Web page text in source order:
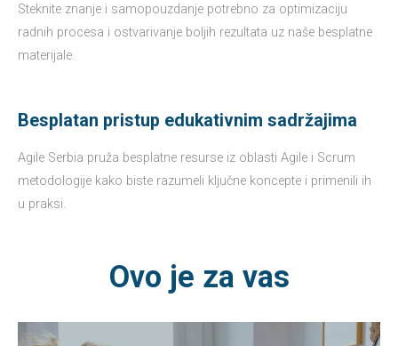
Steknite znanje i samopouzdanje potrebno za optimizaciju
radnih procesa i ostvarivanje boljih rezultata uz naše besplatne
materijale.
Besplatan pristup edukativnim sadržajima
Agile Serbia pruža besplatne resurse iz oblasti Agile i Scrum
metodologije kako biste razumeli ključne koncepte i primenili ih
u praksi.
Ovo je za vas